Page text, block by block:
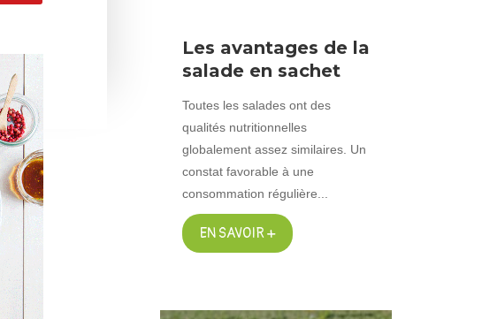
Les avantages de la
salade en sachet
Toutes les salades ont des
qualités nutritionnelles
globalement assez similaires. Un
constat favorable à une
consommation régulière...
EN SAVOIR +